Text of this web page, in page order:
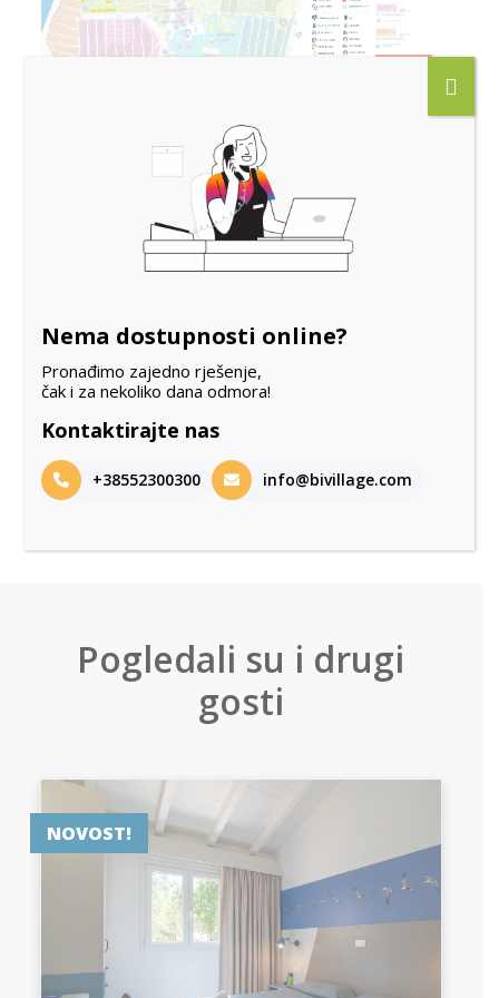
Pogledali su i drugi
gosti
NOVOST!
Nema dostupnosti online?
Pronađimo zajedno rješenje,
čak i za nekoliko dana odmora!
Kontaktirajte nas
+38552300300 info@bivillage.com